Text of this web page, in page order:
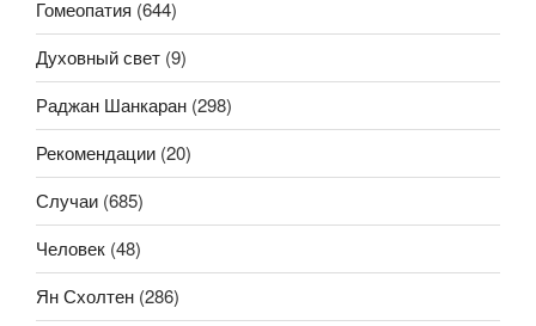
Гомеопатия (644)
Духовный свет (9)
Раджан Шанкаран (298)
Рекомендации (20)
Случаи (685)
Человек (48)
Ян Схолтен (286)